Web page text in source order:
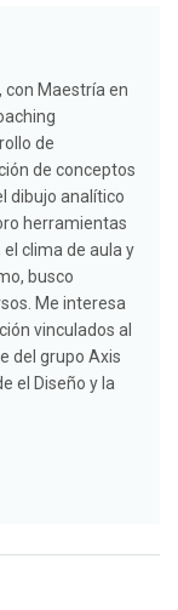
con Maestría en
de
de conceptos
dibujo analítico
herramientas
clima de aula y
busco
Me interesa
vinculados al
del grupo Axis
el Diseño y la